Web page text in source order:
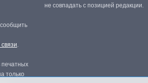
.
печатных
только
не совпадать с позицией редакции.